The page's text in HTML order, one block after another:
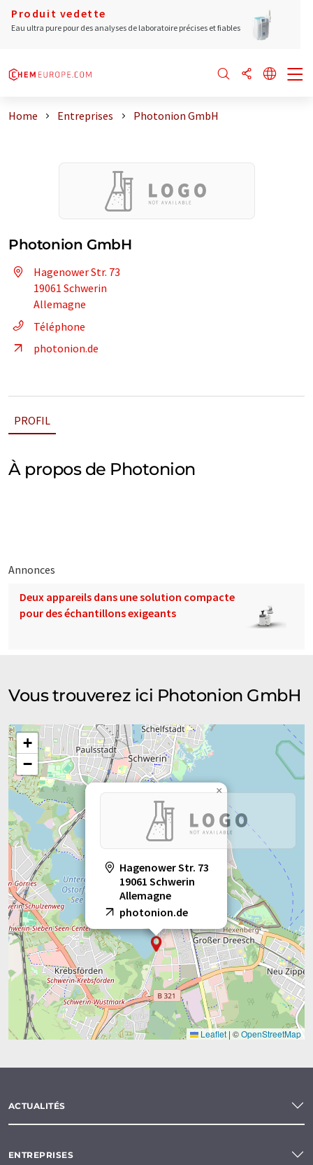
Produit vedette
Eau ultra pure pour des analyses de laboratoire précises et fiables
Home Entreprises Photonion GmbH
Photonion GmbH
Hagenower Str. 73
19061 Schwerin
Allemagne
Téléphone
photonion.de
PROFIL
À propos de Photonion
Annonces
Deux appareils dans une solution compacte
pour des échantillons exigeants
Vous trouverez ici Photonion GmbH
Hagenower Str. 73
19061 Schwerin
Allemagne
photonion.de
×
+
−
Leaflet | ©OpenStreetMap
ACTUALITÉS
ENTREPRISES